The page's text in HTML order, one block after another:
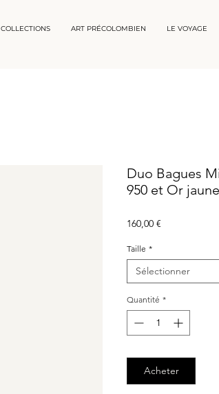
COLLECTIONS ART PRÉCOLOMBIEN LE VOYAGE
Duo Bagues
950 et Or jaune
160,00 €
Taille *
Sélectionner
Quantité *
Acheter